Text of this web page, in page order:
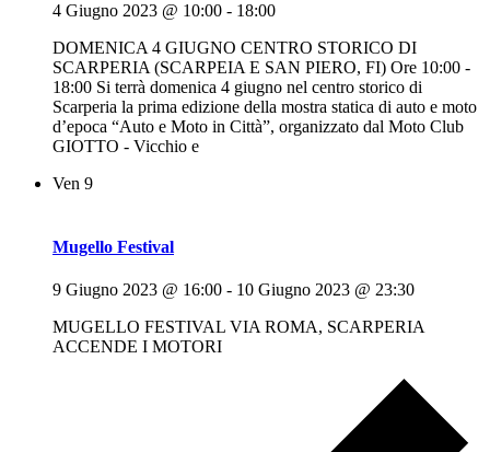
4 Giugno 2023 @ 10:00 - 18:00
DOMENICA 4 GIUGNO CENTRO STORICO DI
SCARPERIA (SCARPEIA E SAN PIERO, FI) Ore 10:00 -
18:00 Si terrà domenica 4 giugno nel centro storico di
Scarperia la prima edizione della mostra statica di auto e moto
d’epoca “Auto e Moto in Città”, organizzato dal Moto Club
GIOTTO - Vicchio e
Ven 9
Mugello Festival
9 Giugno 2023 @ 16:00 - 10 Giugno 2023 @ 23:30
MUGELLO FESTIVAL VIA ROMA, SCARPERIA
ACCENDE I MOTORI